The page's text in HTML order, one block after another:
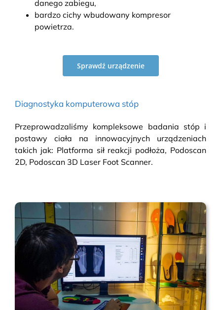
danego zabiegu,
bardzo cichy wbudowany kompresor
powietrza.
Sprawdź urządzenie
Diagnostyka komputerowa stóp
Przeprowadzaliśmy kompleksowe badania stóp i
postawy ciała na innowacyjnych urządzeniach
takich jak: Platforma sił reakcji podłoża, Podoscan
2D, Podoscan 3D Laser Foot Scanner.